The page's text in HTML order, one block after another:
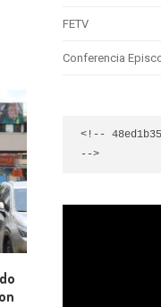
FETV
Conferencia
<!--
-->